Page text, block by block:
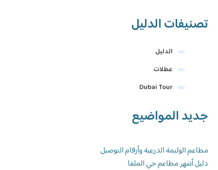
تصنيفات الدليل
الدليل
عطلات
Dubai Tour
جديد المواضيع
مطاعم الوليمة الدرعية وأرقام التوصيل
دليل أشهر مطاعم حي الملقا